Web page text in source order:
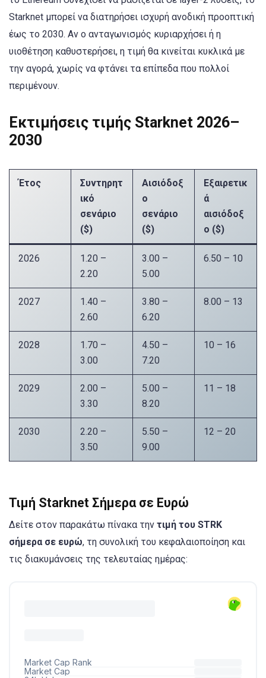
Starknet μπορεί να διατηρήσει ισχυρή ανοδική προοπτική
έως το 2030. Αν ο ανταγωνισμός κυριαρχήσει ή η
υιοθέτηση καθυστερήσει, η τιμή θα κινείται κυκλικά με
την αγορά, χωρίς να φτάνει τα επίπεδα που πολλοί
περιμένουν.
Εκτιμήσεις τιμής Starknet 2026–
2030
Έτος
Συντηρητ
ικό
σενάριο
($)
Αισιόδοξ
ο
σενάριο
($)
Εξαιρετικ
ά
αισιόδοξ
ο ($)
2026
1.20 –
2.20
3.00 –
5.00
6.50 – 10
2027
1.40 –
2.60
3.80 –
6.20
8.00 – 13
2028
1.70 –
3.00
4.50 –
7.20
10 – 16
2029
2.00 –
3.30
5.00 –
8.20
11 – 18
2030
2.20 –
3.50
5.50 –
9.00
12 – 20
Τιμή Starknet Σήμερα σε Ευρώ
Δείτε στον παρακάτω πίνακα την τιμή του STRK
σήμερα σε ευρώ, τη συνολική του κεφαλαιοποίηση και
τις διακυμάνσεις της τελευταίας ημέρας: